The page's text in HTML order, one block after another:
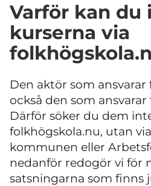
Varför kan du
kurserna via
Den aktör som
också den som
Därför söker du dem
folkhögskola.nu, utan
kommunen eller
nedanför redogör vi för
satsningarna som finns